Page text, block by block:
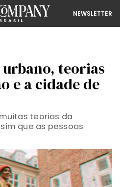
NEWSLETTER
teorias
e a cidade de
teorias da
que as pessoas